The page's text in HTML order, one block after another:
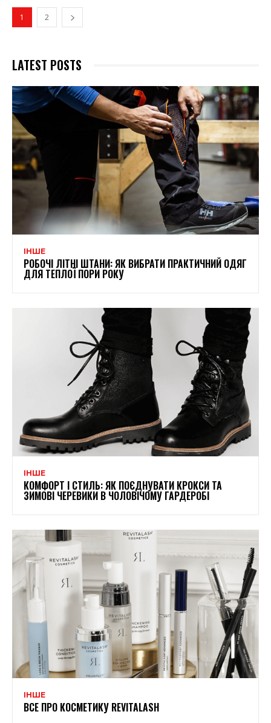
1 2
LATEST POSTS
ІНШЕ
РОБОЧІ ЛІТНІ ШТАНИ: ЯК ВИБРАТИ ПРАКТИЧНИЙ ОДЯГ
ДЛЯ ТЕПЛОЇ ПОРИ РОКУ
ІНШЕ
КОМФОРТ І СТИЛЬ: ЯК ПОЄДНУВАТИ КРОКСИ ТА
ЗИМОВІ ЧЕРЕВИКИ В ЧОЛОВІЧОМУ ГАРДЕРОБІ
ІНШЕ
ВСЕ ПРО КОСМЕТИКУ REVITALASH